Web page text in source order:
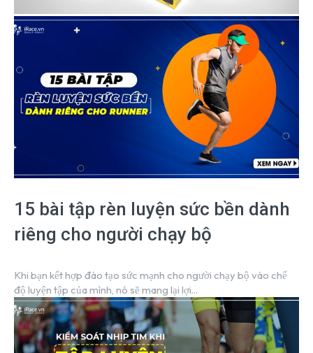
15 bài tập rèn luyện sức bền dành
riêng cho người chạy bộ
Khi bạn kết hợp đào tạo sức mạnh cho người chạy bộ vào chế
độ luyện tập của mình, nó sẽ mang lại lợi...